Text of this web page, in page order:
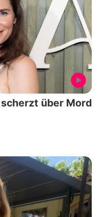
über Mord